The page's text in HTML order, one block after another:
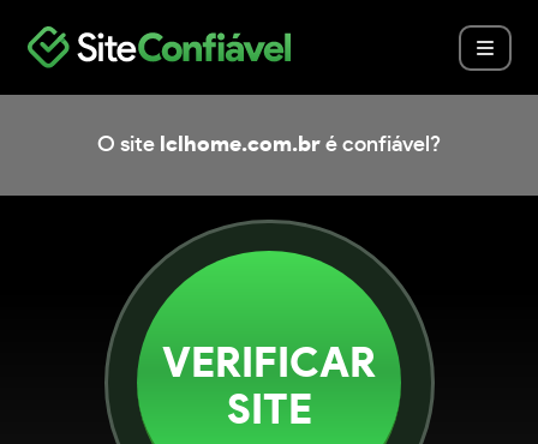
O site lclhome.com.br é confiável?
VERIFICAR
SITE